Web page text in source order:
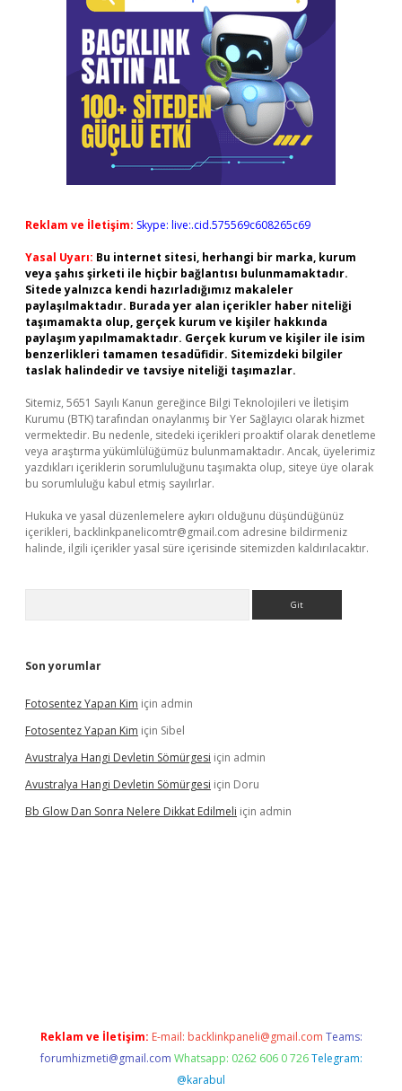
Reklam ve İletişim: Skype: live:.cid.575569c608265c69
Yasal Uyarı: Bu internet sitesi, herhangi bir marka, kurum
veya şahıs şirketi ile hiçbir bağlantısı bulunmamaktadır.
Sitede yalnızca kendi hazırladığımız makaleler
paylaşılmaktadır. Burada yer alan içerikler haber niteliği
taşımamakta olup, gerçek kurum ve kişiler hakkında
paylaşım yapılmamaktadır. Gerçek kurum ve kişiler ile isim
benzerlikleri tamamen tesadüfidir. Sitemizdeki bilgiler
taslak halindedir ve tavsiye niteliği taşımazlar.
Sitemiz, 5651 Sayılı Kanun gereğince Bilgi Teknolojileri ve İletişim
Kurumu (BTK) tarafından onaylanmış bir Yer Sağlayıcı olarak hizmet
vermektedir. Bu nedenle, sitedeki içerikleri proaktif olarak denetleme
veya araştırma yükümlülüğümüz bulunmamaktadır. Ancak, üyelerimiz
yazdıkları içeriklerin sorumluluğunu taşımakta olup, siteye üye olarak
bu sorumluluğu kabul etmiş sayılırlar.
Hukuka ve yasal düzenlemelere aykırı olduğunu düşündüğünüz
içerikleri, backlinkpanelicomtr@gmail.com adresine bildirmeniz
halinde, ilgili içerikler yasal süre içerisinde sitemizden kaldırılacaktır.
Son yorumlar
Fotosentez Yapan Kim için admin
Fotosentez Yapan Kim için Sibel
Avustralya Hangi Devletin Sömürgesi için admin
Avustralya Hangi Devletin Sömürgesi için Doru
Bb Glow Dan Sonra Nelere Dikkat Edilmeli için admin
Reklam ve İletişim: E-mail: backlinkpaneli@gmail.com Teams:
forumhizmeti@gmail.com Whatsapp: 0262 606 0 726 Telegram:
@karabul